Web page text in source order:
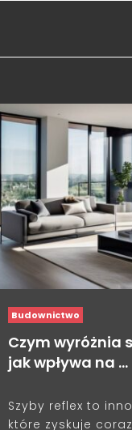
Budownictwo
Czym wyróżnia
jak wpływa na …
Szyby reflex to
które zyskuje